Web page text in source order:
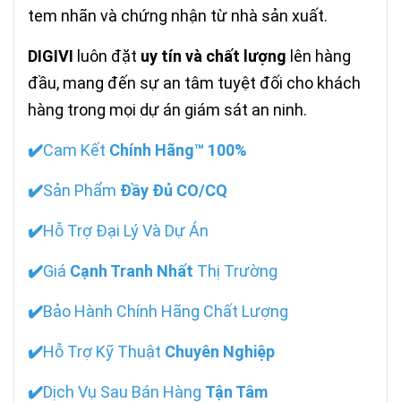
tem nhãn và chứng nhận từ nhà sản xuất.
DIGIVI luôn đặt uy tín và chất lượng lên hàng
đầu, mang đến sự an tâm tuyệt đối cho khách
hàng trong mọi dự án giám sát an ninh.
✔️Cam Kết Chính Hãng™ 100%
✔️Sản Phẩm Đầy Đủ CO/CQ
✔️Hỗ Trợ Đại Lý Và Dự Án
✔️Giá Cạnh Tranh Nhất Thị Trường
✔️Bảo Hành Chính Hãng Chất Lượng
✔️Hỗ Trợ Kỹ Thuật Chuyên Nghiệp
✔️Dịch Vụ Sau Bán Hàng Tận Tâm